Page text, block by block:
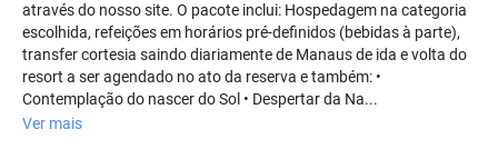
através do nosso site. O pacote inclui: Hospedagem na categoria
escolhida, refeições em horários pré-definidos (bebidas à parte),
transfer cortesia saindo diariamente de Manaus de ida e volta do
resort a ser agendado no ato da reserva e também: •
Contemplação do nascer do Sol • Despertar da Na...
Ver mais